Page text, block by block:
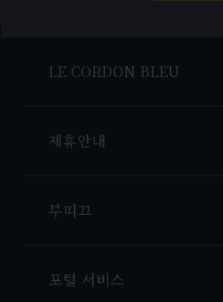
LE CORDON BLEU
제휴안내
부띠끄
포털 서비스